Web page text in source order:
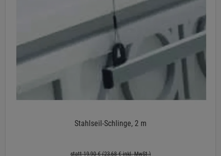
Stahlseil-Schlinge, 2 m
statt 19,90 €(23,68€ inkl. MwSt.)